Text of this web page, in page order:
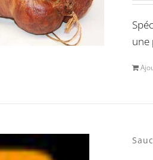
Suisse(0)
pour la santé(0)
vaudoises
une